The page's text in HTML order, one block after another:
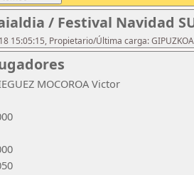
/ Festival Navidad
15:05:15, Propietario/Última carga:
MOCOROA Victor